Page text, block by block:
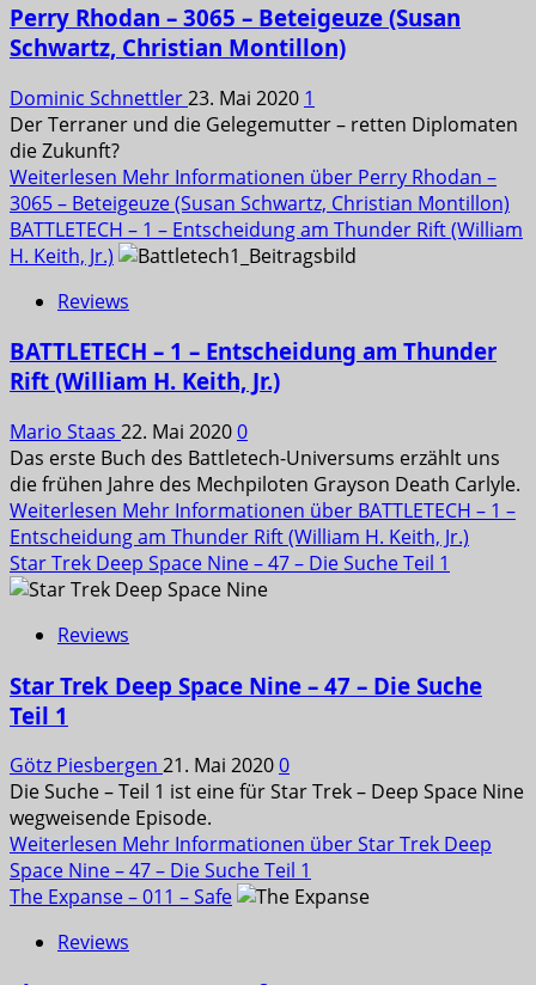
Perry Rhodan – 3065 – Beteigeuze (Susan
Schwartz, Christian Montillon)
Dominic Schnettler23. Mai 2020 1
Der Terraner und die Gelegemutter – retten Diplomaten
die Zukunft?
Weiterlesen Mehr Informationen über Perry Rhodan –
3065 – Beteigeuze (Susan Schwartz, Christian Montillon)
BATTLETECH – 1 – Entscheidung am Thunder Rift (William
H. Keith, Jr.)
Reviews
BATTLETECH – 1 – Entscheidung am Thunder
Rift (William H. Keith, Jr.)
Mario Staas 22. Mai 20200
Das erste Buch des Battletech-Universums erzählt uns
die frühen Jahre des Mechpiloten Grayson Death Carlyle.
Weiterlesen Mehr Informationen über BATTLETECH – 1 –
Entscheidung am Thunder Rift (William H. Keith, Jr.)
Star Trek Deep Space Nine – 47 – Die Suche Teil 1
Reviews
Star Trek Deep Space Nine – 47 – Die Suche
Teil 1
Götz Piesbergen 21. Mai 20200
Die Suche – Teil 1 ist eine für Star Trek – Deep Space Nine
wegweisende Episode.
Weiterlesen Mehr Informationen über Star Trek Deep
Space Nine – 47 – Die Suche Teil 1
The Expanse – 011 – Safe
Reviews